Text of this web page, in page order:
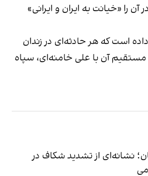
را «خیانت به ایران و ایرانی»
است که هر حادثه‌ای در زندان
آن با علی خامنه‌ای، سپاه